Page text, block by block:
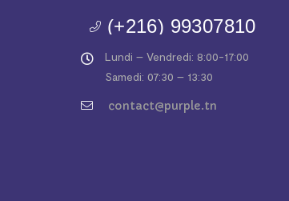
(+216) 99307810
Lundi – Vendredi: 8:00-17:00
Samedi: 07:30 – 13:30
contact@purple.tn